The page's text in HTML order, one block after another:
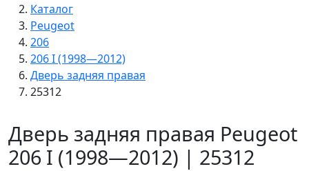
Каталог
Peugeot
206
206 I (1998—2012)
Дверь задняя правая
25312
Дверь задняя правая Peugeot
206 I (1998—2012) | 25312